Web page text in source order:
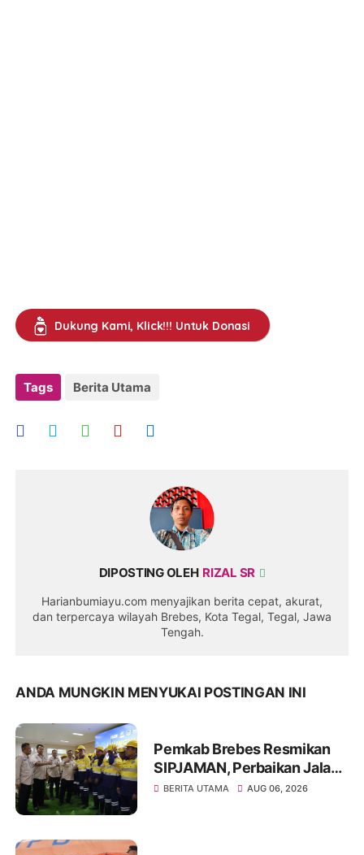
Dukung Kami, Klick!!! Untuk Donasi
Tags Berita Utama
DIPOSTING OLEH RIZAL SR
Harianbumiayu.com menyajikan berita cepat, akurat,
dan terpercaya wilayah Brebes, Kota Tegal, Tegal, Jawa
Tengah.
ANDA MUNGKIN MENYUKAI POSTINGAN INI
Pemkab Brebes Resmikan
SIPJAMAN, Perbaikan Jalan
Kini Lebih Cepat
BERITA UTAMA AUG 06, 2026